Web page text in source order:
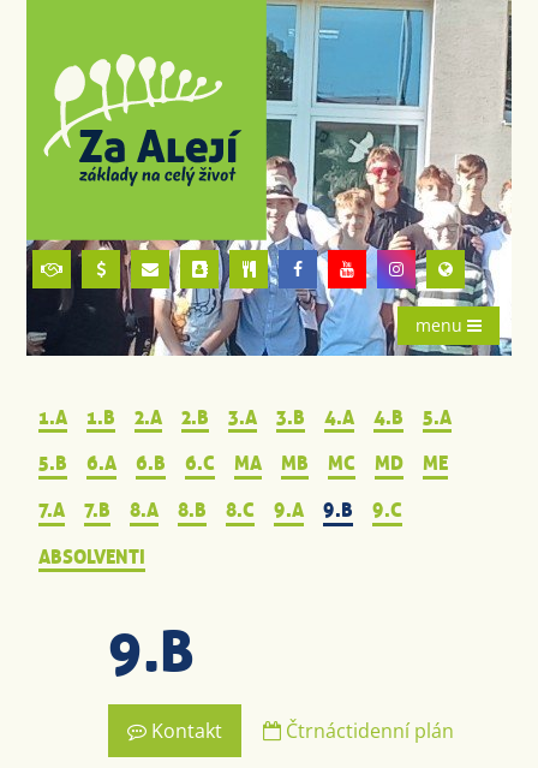
menu
9.B
Kontakt
Čtrnáctidenní plán
1.A 1.B 2.A 2.B 3.A 3.B 4.A 4.B
5.A
5.B
6.A 6.B 6.C MA MB MC MD
ME
7.A
7.B 8.A 8.B 8.C 9.A 9.B
9.C
ABSOLVENTI